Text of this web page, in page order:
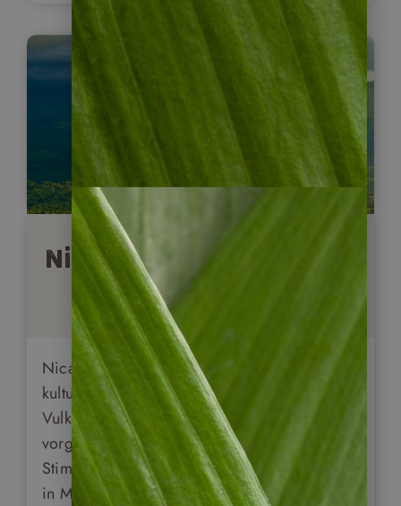
Nicaragua Länderinfos
Nicaragua – Ein facettenreiches Land mit
kulturellen Schätzen, Kolonialstädten,
Vulkanen, Seen, einer tollen Pazifikküste und
vorgelagerte Inselchen an der Karibik.
Stimmen Sie sich ein auf dieses bunte Mosaik
in Mittelamerika.